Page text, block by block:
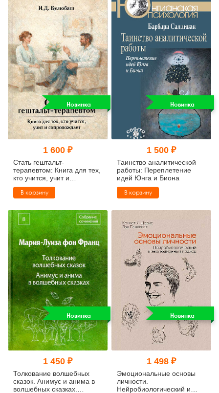
Новинка
1 600 ₽
Стать гештальт-
терапевтом: Книга для тех,
кто учится, учит и
сопровождает
В корзину
Новинка
1 500 ₽
Таинство аналитической
работы: Переплетение
идей Юнга и Биона
В корзину
Новинка
1 450 ₽
Толкование волшебных
сказок. Анимус и анима в
волшебных сказках.
Новинка
1 498 ₽
Эмоциональные основы
личности.
Нейробиологический и